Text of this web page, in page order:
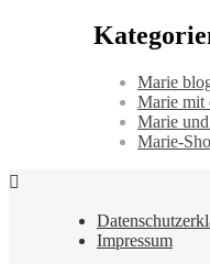
Marie
Marie mit
Marie
Marie-
Impressum